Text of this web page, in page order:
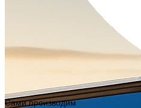
Сами производим